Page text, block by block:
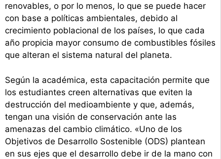
renovables, o por lo menos, lo que se puede hacer
con base a políticas ambientales, debido al
crecimiento poblacional de los países, lo que cada
año propicia mayor consumo de combustibles fósiles
que alteran el sistema natural del planeta.
Según la académica, esta capacitación permite que
los estudiantes creen alternativas que eviten la
destrucción del medioambiente y que, además,
tengan una visión de conservación ante las
amenazas del cambio climático. «Uno de los
Objetivos de Desarrollo Sostenible (ODS) plantean
en sus ejes que el desarrollo debe ir de la mano con